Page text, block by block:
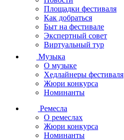
Площадки фестиваля
Как добраться
Быт на фестивале
Экспертный совет
Виртуальный тур
Музыка
О музыке
Хедлайнеры фестиваля
Жюри конкурса
Номинанты
Ремесла
О ремеслах
Жюри конкурса
Номинанты